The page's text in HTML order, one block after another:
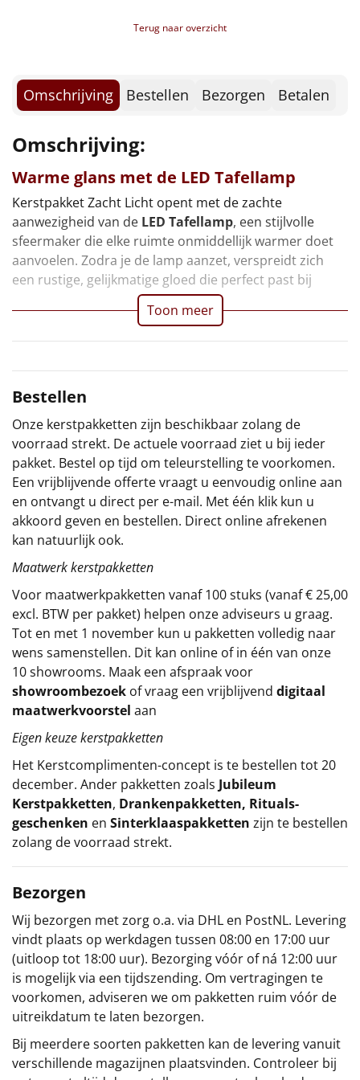
Slowcooker POPULAIR
Deken (fleece plaid)
Alle artikelen
Overige
Ideeën
Personeel
Sinterklaaspakketten
Particulier
Kerstgeschenken 2026
Relatiegeschenken
Cadeaubon
Alle overige
Terug naar overzicht
Omschrijving Bestellen Bezorgen Betalen
Omschrijving:
Warme glans met de LED Tafellamp
Kerstpakket Zacht Licht opent met de zachte
aanwezigheid van de LED Tafellamp, een stijlvolle
sfeermaker die elke ruimte onmiddellijk warmer doet
aanvoelen. Zodra je de lamp aanzet, verspreidt zich
een rustige, gelijkmatige gloed die perfect past bij
Toon meer
Bestellen
Onze kerstpakketten zijn beschikbaar zolang de
voorraad strekt. De actuele voorraad ziet u bij ieder
pakket. Bestel op tijd om teleurstelling te voorkomen.
Een vrijblijvende offerte vraagt u eenvoudig online aan
en ontvangt u direct per e-mail. Met één klik kun u
akkoord geven en bestellen. Direct online afrekenen
kan natuurlijk ook.
Maatwerk kerstpakketten
Voor maatwerkpakketten vanaf 100 stuks (vanaf € 25,00
excl. BTW per pakket) helpen onze adviseurs u graag.
Tot en met 1 november kun u pakketten volledig naar
wens samenstellen. Dit kan online of in één van onze
10 showrooms. Maak een afspraak voor
showroombezoek of vraag een vrijblijvend digitaal
maatwerkvoorstel aan
Eigen keuze kerstpakketten
Het Kerstcomplimenten-concept is te bestellen tot 20
december. Ander pakketten zoals Jubileum
Kerstpakketten, Drankenpakketten, Rituals-
geschenken en Sinterklaaspakketten zijn te bestellen
zolang de voorraad strekt.
Bezorgen
Wij bezorgen met zorg o.a. via DHL en PostNL. Levering
vindt plaats op werkdagen tussen 08:00 en 17:00 uur
(uitloop tot 18:00 uur). Bezorging vóór of ná 12:00 uur
is mogelijk via een tijdszending. Om vertragingen te
voorkomen, adviseren we om pakketten ruim vóór de
uitreikdatum te laten bezorgen.
Bij meerdere soorten pakketten kan de levering vanuit
verschillende magazijnen plaatsvinden. Controleer bij